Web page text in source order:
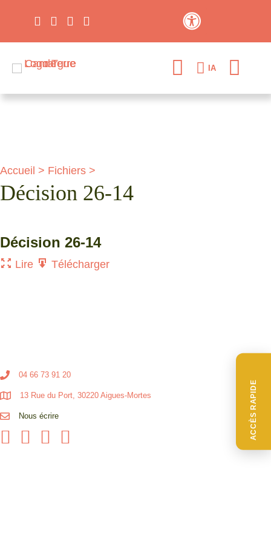
ACCÈS RAPIDE
IA
Accueil > Fichiers >
Décision 26-14
Décision 26-14
Lire Télécharger
04 66 73 91 20
13 Rue du Port, 30220 Aigues-Mortes
Nous écrire